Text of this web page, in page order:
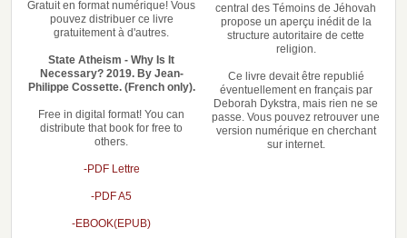
Gratuit en format numérique! Vous
pouvez distribuer ce livre
gratuitement à d'autres.
State Atheism - Why Is It
Necessary? 2019. By Jean-
Philippe Cossette. (French only).
Free in digital format! You can
distribute that book for free to
others.
-PDF Lettre
-PDF A5
-EBOOK(EPUB)
central des Témoins de Jéhovah
propose un aperçu inédit de la
structure autoritaire de cette
religion.
Ce livre devait être republié
éventuellement en français par
Deborah Dykstra, mais rien ne se
passe. Vous pouvez retrouver une
version numérique en cherchant
sur internet.